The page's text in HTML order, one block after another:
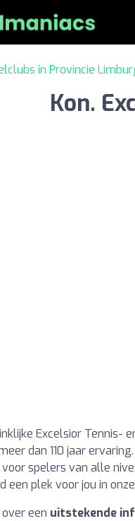
in Provincie
Kon.
Excelsior Tennis-
dan 110 jaar
spelers van alle
een plek voor jou in
over een uitstekende